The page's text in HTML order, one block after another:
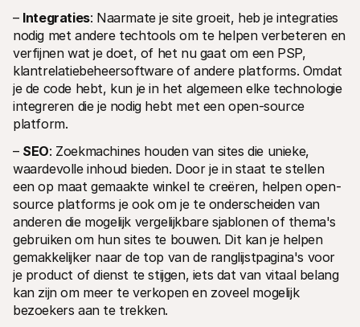
– Integraties: Naarmate je site groeit, heb je integraties
nodig met andere techtools om te helpen verbeteren en
verfijnen wat je doet, of het nu gaat om een PSP,
klantrelatiebeheersoftware of andere platforms. Omdat
je de code hebt, kun je in het algemeen elke technologie
integreren die je nodig hebt met een open-source
platform.
– SEO: Zoekmachines houden van sites die unieke,
waardevolle inhoud bieden. Door je in staat te stellen
een op maat gemaakte winkel te creëren, helpen open-
source platforms je ook om je te onderscheiden van
anderen die mogelijk vergelijkbare sjablonen of thema's
gebruiken om hun sites te bouwen. Dit kan je helpen
gemakkelijker naar de top van de ranglijstpagina's voor
je product of dienst te stijgen, iets dat van vitaal belang
kan zijn om meer te verkopen en zoveel mogelijk
bezoekers aan te trekken.